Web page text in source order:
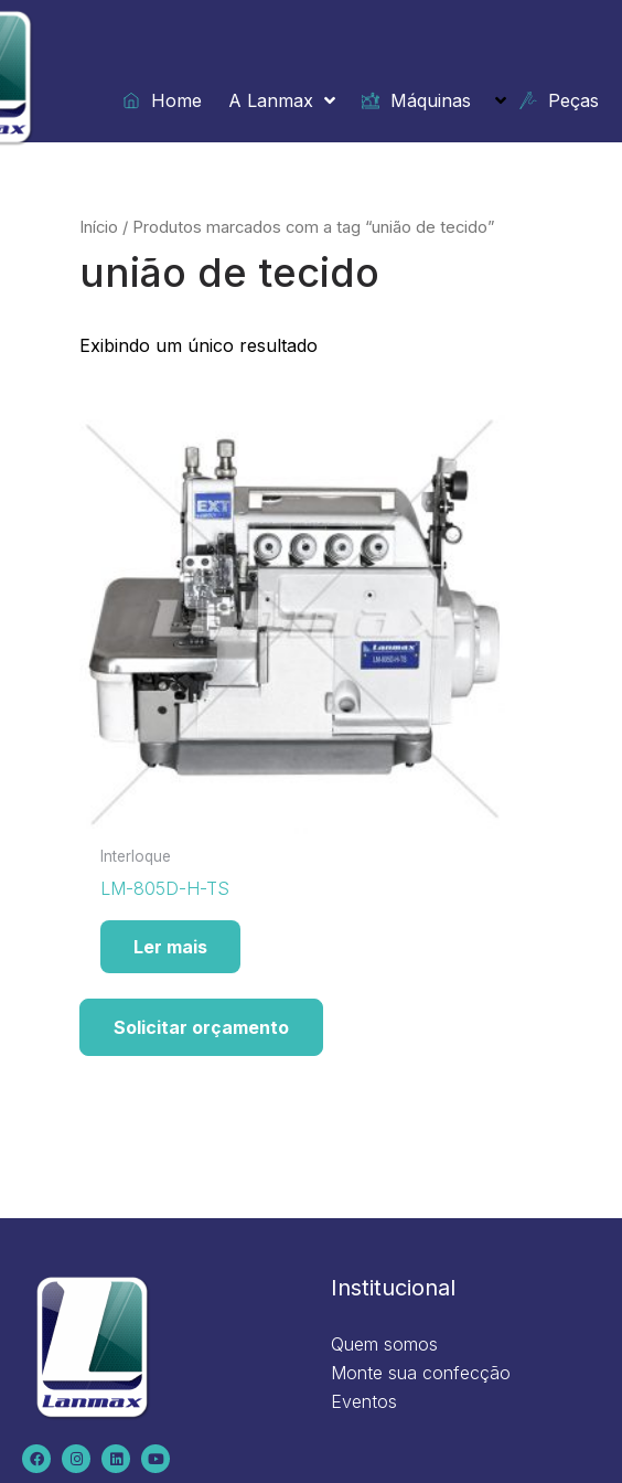
Ir
para
o
conteúdo
Home
A Lanmax Máquinas Peças
Início / Produtos marcados com a tag “união de tecido”
união de tecido
Exibindo um único resultado
Interloque
LM-805D-H-TS
Ler mais
Solicitar orçamento
F
a
c
I
n
s
L
i
n
Y
o
u
Institucional
Quem somos
Monte sua confecção
Eventos